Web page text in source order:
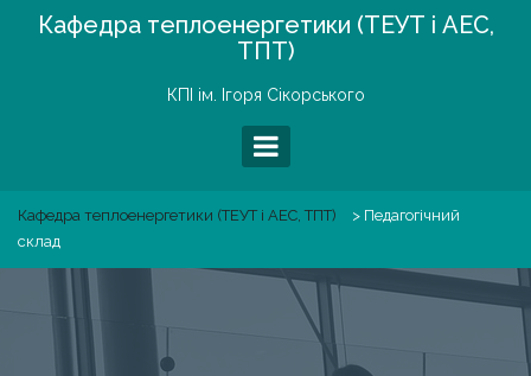
Кафедра теплоенергетики (ТЕУТ і АЕС,
ТПТ)
КПІ ім. Ігоря Сікорського
Кафедра теплоенергетики (ТЕУТ і АЕС, ТПТ) > Педагогічний
склад